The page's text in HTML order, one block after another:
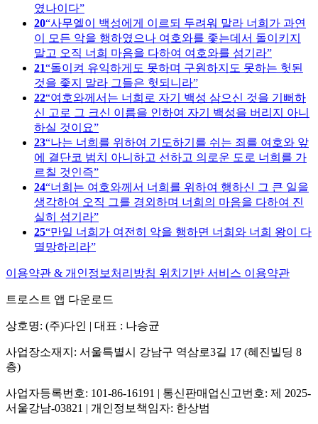
였나이다
20 사무엘이 백성에게 이르되 두려워 말라 너희가 과연
이 모든 악을 행하였으나 여호와를 좇는데서 돌이키지
말고 오직 너희 마음을 다하여 여호와를 섬기라
21 돌이켜 유익하게도 못하며 구원하지도 못하는 헛된
것을 좇지 말라 그들은 헛되니라
22 여호와께서는 너희로 자기 백성 삼으신 것을 기뻐하
신 고로 그 크신 이름을 인하여 자기 백성을 버리지 아니
하실 것이요
23 나는 너희를 위하여 기도하기를 쉬는 죄를 여호와 앞
에 결단코 범치 아니하고 선하고 의로운 도로 너희를 가
르칠 것인즉
24 너희는 여호와께서 너희를 위하여 행하신 그 큰 일을
생각하여 오직 그를 경외하며 너희의 마음을 다하여 진
실히 섬기라
25 만일 너희가 여전히 악을 행하면 너희와 너희 왕이 다
멸망하리라
이용약관 & 개인정보처리방침 위치기반 서비스 이용약관
트로스트 앱 다운로드
상호명: (주)다인 | 대표 : 나승균
사업장소재지: 서울특별시 강남구 역삼로3길 17 (혜진빌딩 8
층)
사업자등록번호: 101-86-16191 | 통신판매업신고번호: 제 2025-
서울강남-03821 | 개인정보책임자: 한상범